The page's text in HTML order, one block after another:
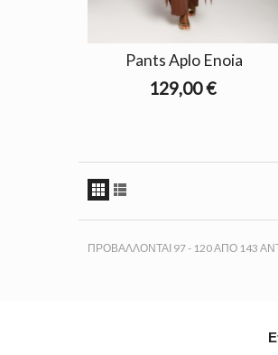
Pants Aplo Enoia
129,00 €
ΠΡΟΒΆΛΛΟΝΤΑΙ 97 - 120 ΑΠΌ 143